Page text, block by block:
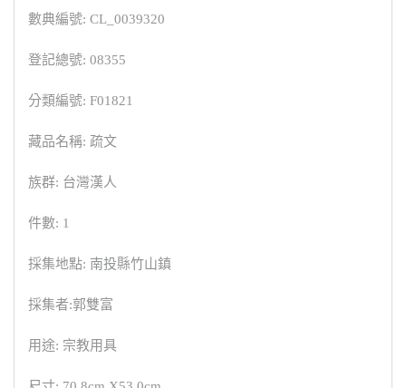
數典編號: CL_0039320
登記總號: 08355
分類編號: F01821
藏品名稱: 疏文
族群: 台灣漢人
件數: 1
採集地點: 南投縣竹山鎮
採集者:郭雙富
用途: 宗教用具